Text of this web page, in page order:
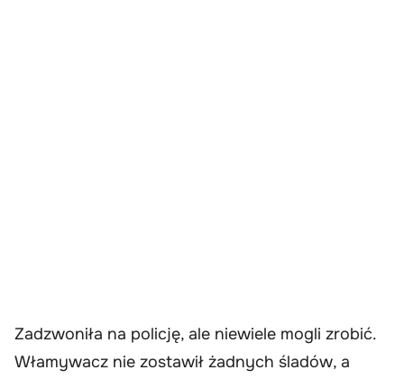
Zadzwoniła na policję, ale niewiele mogli zrobić.
Włamywacz nie zostawił żadnych śladów, a